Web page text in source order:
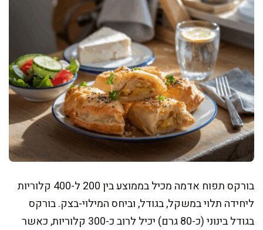
בורקס תפוח אדמה מכיל בממוצע בין 200 ל-400 קלוריות
ליחידה תלוי במשקל, בגודל, וביחס המילוי-בצק. בורקס
בגודל בינוני (כ-80 גרם) יכיל לרוב כ-300 קלוריות, כאשר